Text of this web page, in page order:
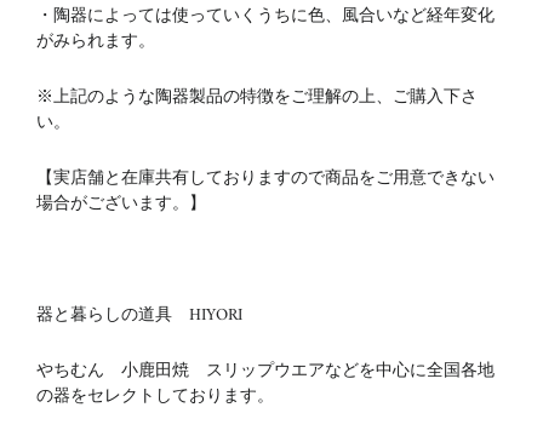
・陶器によっては使っていくうちに色、風合いなど経年変化
がみられます。
※上記のような陶器製品の特徴をご理解の上、ご購入下さ
い。
【実店舗と在庫共有しておりますので商品をご用意できない
場合がございます。】
器と暮らしの道具 HIYORI
やちむん 小鹿田焼 スリップウエアなどを中心に全国各地
の器をセレクトしております。